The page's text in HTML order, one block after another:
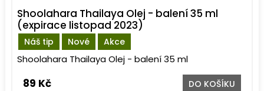
Náš tip Nové Akce
Shoolahara Thailaya Olej - balení 35 ml
(expirace listopad 2023)
Shoolahara Thailaya Olej - balení 35 ml
89 Kč DO KOŠÍKU